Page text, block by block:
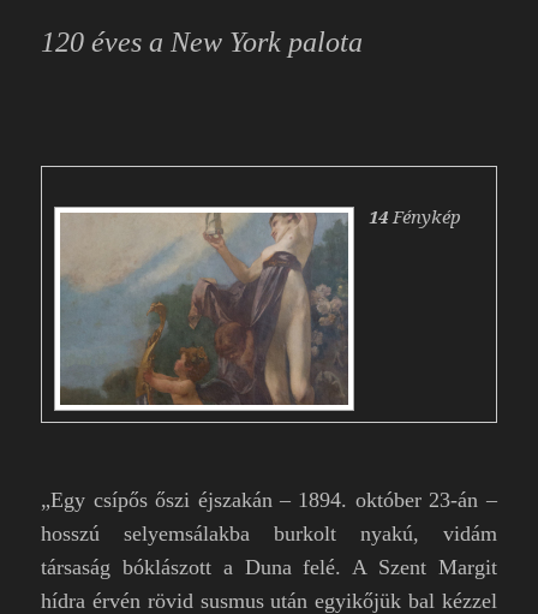
120 éves a New York palota
14 Fénykép
„Egy csípős őszi éjszakán – 1894. október 23-án –
hosszú selyemsálakba burkolt nyakú, vidám
társaság bóklászott a Duna felé. A Szent Margit
hídra érvén rövid susmus után egyikőjük bal kézzel